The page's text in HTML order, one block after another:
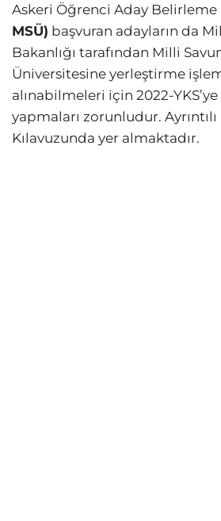
Askeri Öğrenci Aday Belirleme
MSÜ) başvuran adayların da
Bakanlığı tarafından Milli
Üniversitesine yerleştirme
alınabilmeleri için 2022-
yapmaları zorunludur.
Kılavuzunda yer almaktadır.